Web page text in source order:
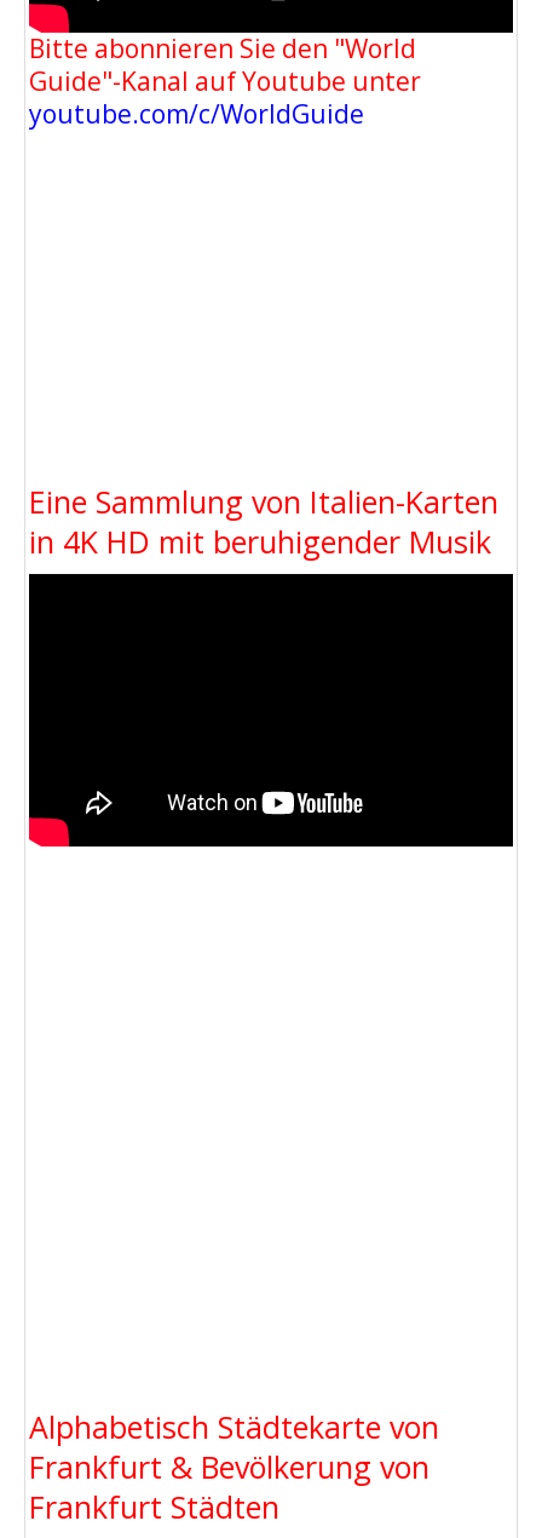
Bitte abonnieren Sie den "World
Guide"-Kanal auf Youtube unter
youtube.com/c/WorldGuide
Eine Sammlung von Italien-Karten
in 4K HD mit beruhigender Musik
Alphabetisch Städtekarte von
Frankfurt & Bevölkerung von
Frankfurt Städten